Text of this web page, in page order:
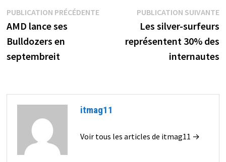
Navigation
de
l’article
PUBLICATION PRÉCÉDENTEPublication
précédente :
AMD lance ses
Bulldozers en
septembreit
PUBLICATION SUIVANTE
Les silver-surfeurs
représentent 30% des
internautes
itmag11
Voir tous les articles de itmag11 →